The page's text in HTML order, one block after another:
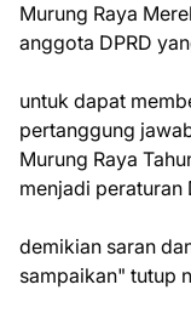
Murung Raya
anggota DPRD
untuk dapat
pertanggung
Murung Raya
menjadi peraturan
demikian saran
sampaikan" tutup